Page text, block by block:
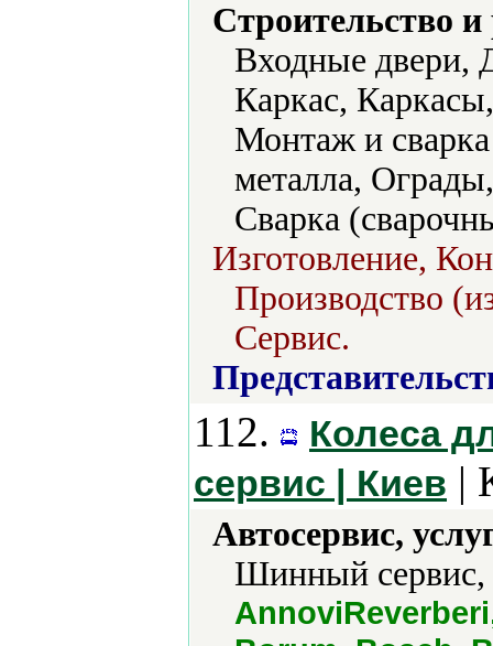
Строительство
Входные двери,
Каркас,
Монтаж и
металла,
Сварка
Изготовление,
Производство
Сервис.
112.
Колеса
сервис | Киев |
Автосервис,
Шинный